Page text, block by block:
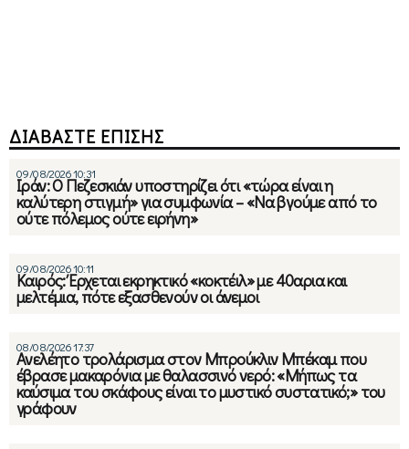
ΔΙΑΒΑΣΤΕ ΕΠΙΣΗΣ
09/08/2026 10:31
Ιράν: Ο Πεζεσκιάν υποστηρίζει ότι «τώρα είναι η
καλύτερη στιγμή» για συμφωνία – «Να βγούμε από το
ούτε πόλεμος ούτε ειρήνη»
09/08/2026 10:11
Καιρός: Έρχεται εκρηκτικό «κοκτέιλ» με 40αρια και
μελτέμια, πότε εξασθενούν οι άνεμοι
08/08/2026 17:37
Ανελέητο τρολάρισμα στον Μπρούκλιν Μπέκαμ που
έβρασε μακαρόνια με θαλασσινό νερό: «Μήπως τα
καύσιμα του σκάφους είναι το μυστικό συστατικό;» του
γράφουν